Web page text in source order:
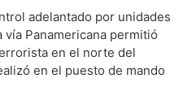
adelantado por unidades
Panamericana permitió
en el norte del
en el puesto de mando